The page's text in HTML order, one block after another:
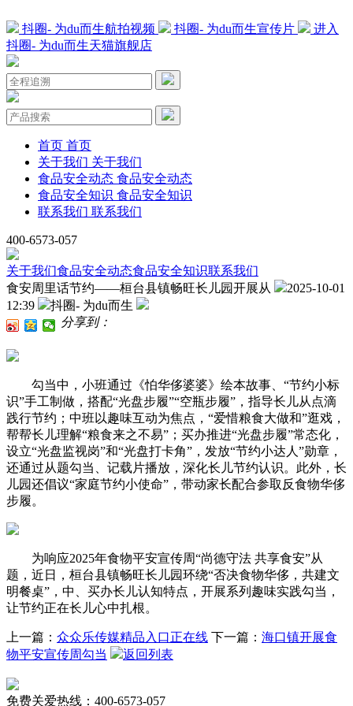
抖圈- 为du而生航拍视频 抖圈- 为du而生宣传片
进入
抖圈- 为du而生天猫旗舰店
首页 首页
关于我们 关于我们
食品安全动态 食品安全动态
食品安全知识 食品安全知识
联系我们 联系我们
400-6573-057
关于我们食品安全动态食品安全知识联系我们
食安周里话节约——桓台县镇畅旺长儿园开展从
2025-10-01
12:39
抖圈- 为du而生
分享到：
勾当中，小班通过《怕华侈婆婆》绘本故事、“节约小标
识”手工制做，搭配“光盘步履”“空瓶步履”，指导长儿从点滴
践行节约；中班以趣味互动为焦点，“爱惜粮食大做和”逛戏，
帮帮长儿理解“粮食来之不易”；买办推进“光盘步履”常态化，
设立“光盘监视岗”和“光盘打卡角”，发放“节约小达人”勋章，
还通过从题勾当、记载片播放，深化长儿节约认识。此外，长
儿园还倡议“家庭节约小使命”，带动家长配合参取反食物华侈
步履。
为响应2025年食物平安宣传周“尚德守法 共享食安”从
题，近日，桓台县镇畅旺长儿园环绕“否决食物华侈，共建文
明餐桌”，中、买办长儿认知特点，开展系列趣味实践勾当，
让节约正在长儿心中扎根。
上一篇： 众众乐传媒精品入口正在线 下一篇： 海口镇开展食
物平安宣传周勾当
返回列表
免费关爱热线：400-6573-057